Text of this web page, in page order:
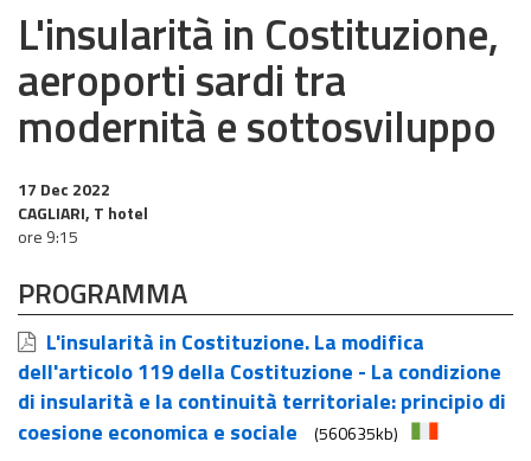
L'insularità in Costituzione,
aeroporti sardi tra
modernità e sottosviluppo
17 Dec 2022
CAGLIARI, T hotel
ore 9:15
PROGRAMMA
L'insularità in Costituzione. La modifica
dell'articolo 119 della Costituzione - La condizione
di insularità e la continuità territoriale: principio di
coesione economica e sociale
(560635kb)